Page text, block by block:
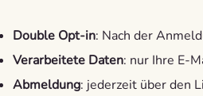
Double Opt-in: Nach der
Verarbeitete Daten: nur Ihre E-
Abmeldung: jederzeit über den